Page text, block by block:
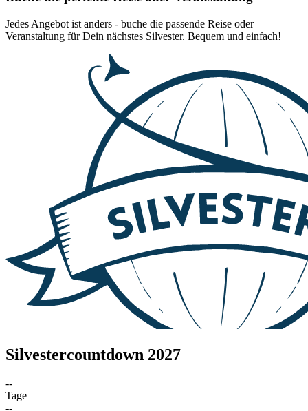
Jedes Angebot ist anders - buche die passende Reise oder
Veranstaltung für Dein nächstes Silvester. Bequem und einfach!
Silvestercountdown 2027
--
Tage
--